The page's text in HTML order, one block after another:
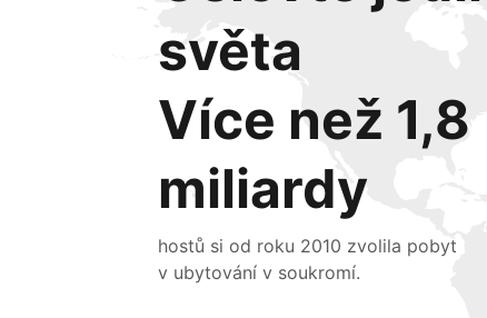
světa
Více než 1,8
miliardy
hostů si od roku 2010 zvolila pobyt
v ubytování v soukromí.